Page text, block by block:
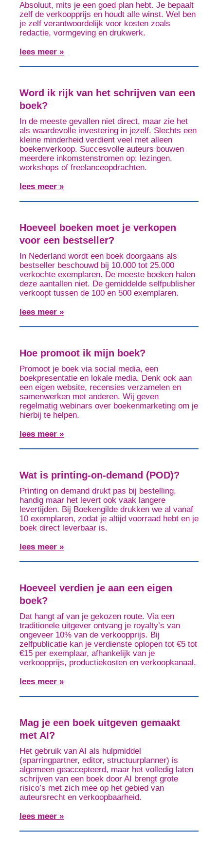
Absoluut, mits je een goed plan hebt. Je bepaalt
zelf de verkoopprijs en houdt alle winst. Wel ben
je zelf verantwoordelijk voor kosten zoals
redactie, vormgeving en drukwerk.
lees meer »
Word ik rijk van het schrijven van een
boek?
In de meeste gevallen niet direct, maar zie het
als waardevolle investering in jezelf. Slechts een
kleine minderheid verdient veel met alleen
boekenverkoop. Succesvolle auteurs bouwen
meerdere inkomstenstromen op: lezingen,
workshops of freelanceopdrachten.
lees meer »
Hoeveel boeken moet je verkopen
voor een bestseller?
In Nederland wordt een boek doorgaans als
bestseller beschouwd bij 10.000 tot 25.000
verkochte exemplaren. De meeste boeken halen
deze aantallen niet. De gemiddelde selfpublisher
verkoopt tussen de 100 en 500 exemplaren.
lees meer »
Hoe promoot ik mijn boek?
Promoot je boek via social media, een
boekpresentatie en lokale media. Denk ook aan
een eigen website, recensies verzamelen en
samenwerken met anderen. Wij geven
regelmatig webinars over boekenmarketing om je
hierbij te helpen.
lees meer »
Wat is printing-on-demand (POD)?
Printing on demand drukt pas bij bestelling,
handig maar het levert ook vaak langere
levertijden. Bij Boekengilde drukken we al vanaf
10 exemplaren, zodat je altijd voorraad hebt en je
boek direct leverbaar is.
lees meer »
Hoeveel verdien je aan een eigen
boek?
Dat hangt af van je gekozen route. Via een
traditionele uitgever ontvang je royalty’s van
ongeveer 10% van de verkoopprijs. Bij
zelfpublicatie kan je verdienste oplopen tot €5 tot
€15 per exemplaar, afhankelijk van je
verkoopprijs, productiekosten en verkoopkanaal.
lees meer »
Mag je een boek uitgeven gemaakt
met AI?
Het gebruik van AI als hulpmiddel
(sparringpartner, editor, structuurplanner) is
algemeen geaccepteerd, maar het volledig laten
schrijven van een boek door AI brengt grote
risico’s met zich mee op het gebied van
auteursrecht en verkoopbaarheid.
lees meer »